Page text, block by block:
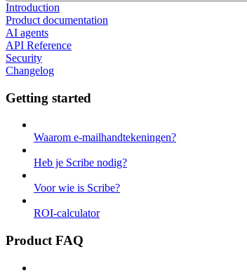
Introduction
Product documentation
AI agents
API Reference
Security
Changelog
Getting started
Waarom e-mailhandtekeningen?
Heb je Scribe nodig?
Voor wie is Scribe?
ROI-calculator
Product FAQ